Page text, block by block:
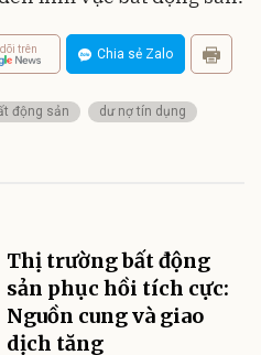
trên Chia sẻ Zalo
động sản
dư nợ tín dụng
Thị trường bất động
sản phục hồi tích cực:
Nguồn cung và giao
dịch tăng